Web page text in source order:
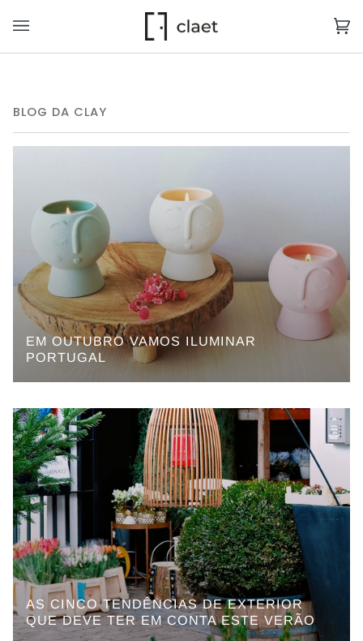
para
conteúdo
de
BLOG DA CLAY
EM OUTUBRO VAMOS ILUMINAR
PORTUGAL
AS CINCO TENDÊNCIAS DE EXTERIOR
QUE DEVE TER EM CONTA ESTE VERÃO